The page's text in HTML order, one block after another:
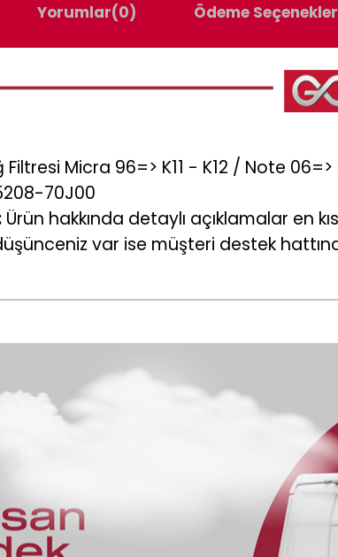
Yorumlar(0) Ödeme
Filtresi Micra 96=> K11 - K12 / Note
70J00
Ürün hakkında detaylı açıklamalar en
var ise müşteri destek